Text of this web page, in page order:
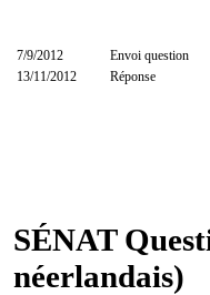
7/9/2012
Envoi question
13/11/2012
Réponse
SÉNAT
néerlandais)